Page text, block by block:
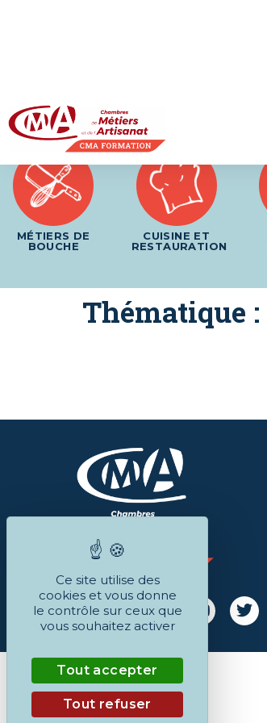
MÉTIERS DE
BOUCHE
CUISINE ET
RESTAURATION
Thématique :
Ce site utilise des
cookies et vous donne
le contrôle sur ceux que
vous souhaitez activer
Tout accepter
Tout refuser